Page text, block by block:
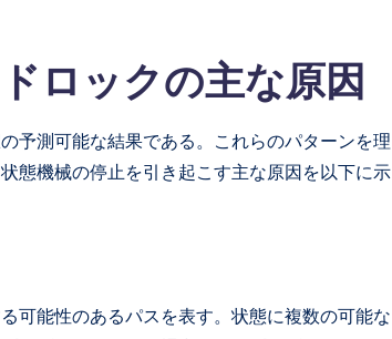
ロックの主な原因
予測可能な結果である。これらのパターンを理
態機械の停止を引き起こす主な原因を以下に示
可能性のあるパスを表す。状態に複数の可能な